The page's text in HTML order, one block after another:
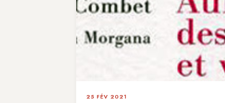
25 FÉV 2021